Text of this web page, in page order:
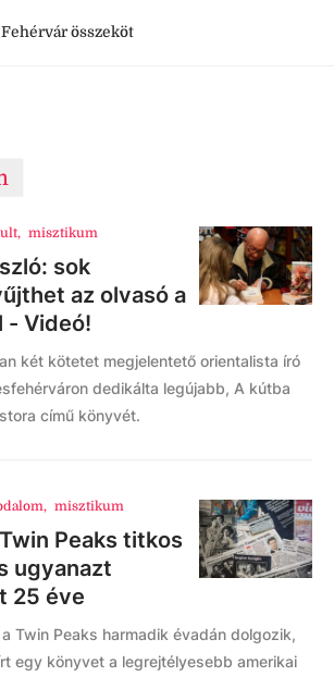
Fehérvár összeköt
, misztikum
sok
az olvasó a
- Videó!
két kötetet megjelentető orientalista író
dedikálta legújabb, A kútba
című könyvét.
, misztikum
Peaks titkos
ugyanazt
25 éve
Twin Peaks harmadik évadán dolgozik,
egy könyvet a legrejtélyesebb amerikai